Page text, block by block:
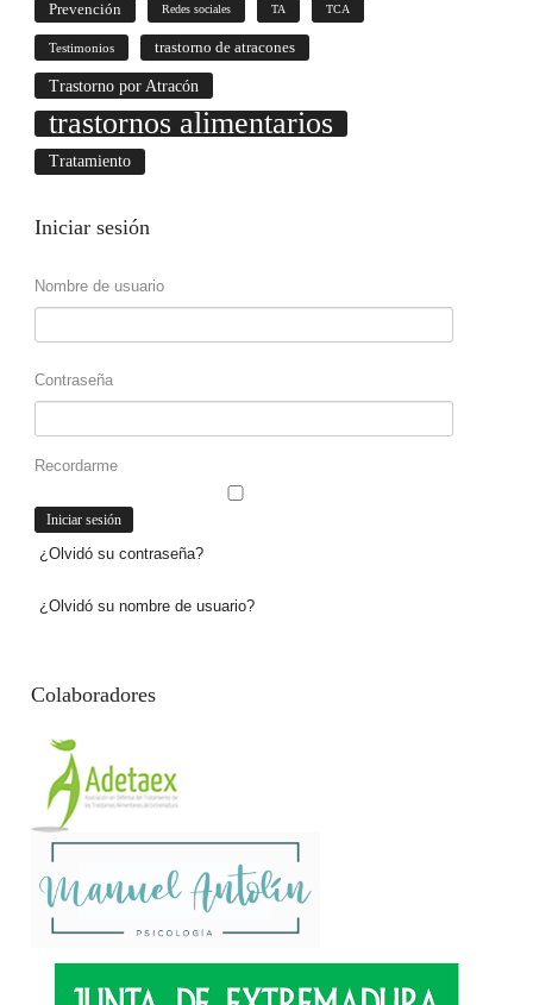
Prevención Redes sociales TA TCA
Testimonios trastorno de atracones
Trastorno por Atracón
trastornos alimentarios
Tratamiento
Iniciar sesión
Nombre de usuario
Contraseña
Recordarme
¿Olvidó su contraseña?
¿Olvidó su nombre de usuario?
Colaboradores